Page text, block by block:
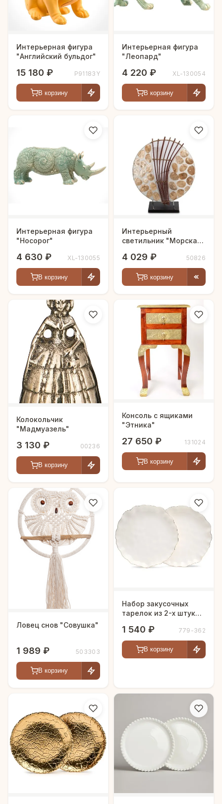
Интерьерная фигура
"Английский бульдог"
15 180 ₽ P91183Y
В корзину
Интерьерная фигура
"Леопард"
4 220 ₽ XL-130054
В корзину
Интерьерная фигура
"Носорог"
4 630 ₽ XL-130055
В корзину
Интерьерный
светильник "Морская
4 029 ₽ 50826
В корзину
Колокольчик
"Мадмуазель"
3 130 ₽ 00236
В корзину
Консоль с ящиками
"Этника"
27 650 ₽ 131024
В корзину
Ловец снов "Совушка"
1 989 ₽ 503303
В корзину
Набор закусочных
тарелок из 2-х штук
1 540 ₽ 779-362
В корзину